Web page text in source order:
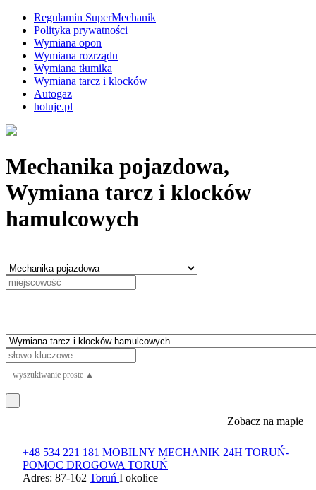
Regulamin SuperMechanik
Polityka prywatności
Wymiana opon
Wymiana rozrządu
Wymiana tłumika
Wymiana tarcz i klocków
Autogaz
holuje.pl
Mechanika pojazdowa,
Wymiana tarcz i klocków
hamulcowych
wyszukiwanie proste ▲
Zobacz na mapie
+48 534 221 181 MOBILNY MECHANIK 24H TORUŃ-
POMOC DROGOWA TORUŃ
Adres: 87-162 Toruń I okolice